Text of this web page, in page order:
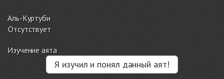
Аль-Куртуби
Отсутствует
Изучение аята
Я изучил и понял данный аят!